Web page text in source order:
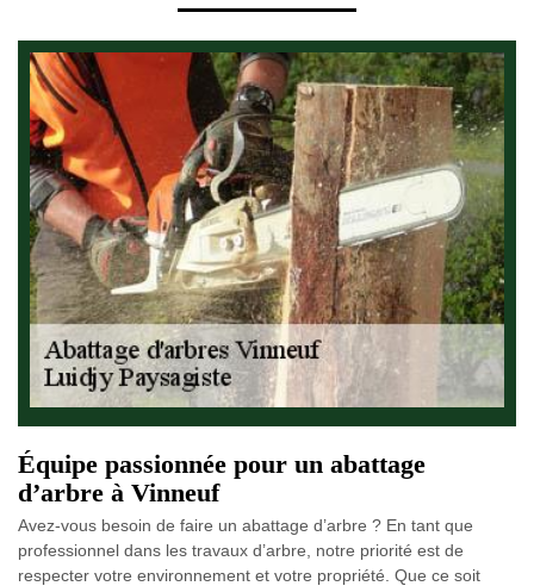
Équipe passionnée pour un abattage
d’arbre à Vinneuf
Avez-vous besoin de faire un abattage d’arbre ? En tant que
professionnel dans les travaux d’arbre, notre priorité est de
respecter votre environnement et votre propriété. Que ce soit